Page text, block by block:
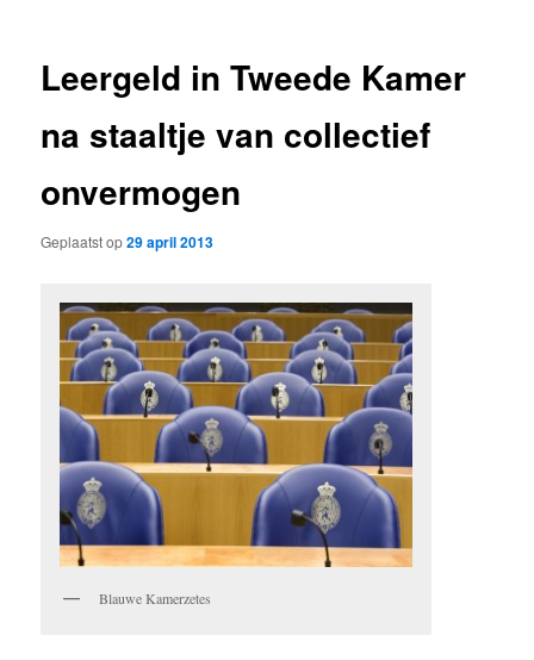
Leergeld in Tweede Kamer
na staaltje van collectief
onvermogen
Geplaatst op29 april 2013
Blauwe Kamerzetes